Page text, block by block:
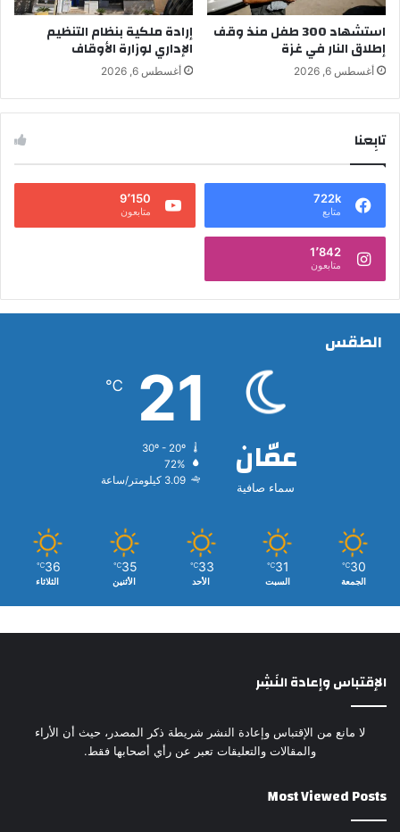
استشهاد 300 طفل منذ وقف
إطلاق النار في غزة
أغسطس 6, 2026
إرادة ملكية بنظام التنظيم
الإداري لوزارة الأوقاف
أغسطس 6, 2026
تابِعنا
722k
متابع
9٬150
متابعون
1٬842
متابعون
الطقس
عمّان
سماء صافية
21
℃
72%
3.09 كيلومتر/ساعة
30
℃
الجمعة
31
℃
السبت
33
℃
الأحد
35
℃
الأثنين
36
℃
الثلاثاء
الإقتباس وإعادة النَشِر
لا مانع من الإقتباس وإعادة النشر شريطة ذكر المصدر، حيث أن الأراء
والمقالات والتعليقات تعبر عن رأي أصحابها فقط.
Most Viewed Posts